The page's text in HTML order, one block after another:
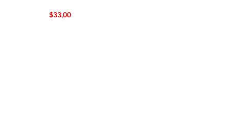
$33,00